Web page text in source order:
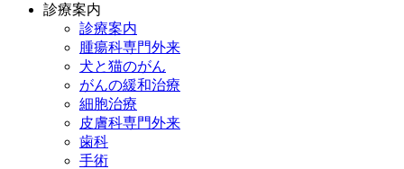
診療案内
診療案内
腫瘍科専門外来
犬と猫のがん
がんの緩和治療
細胞治療
皮膚科専門外来
歯科
手術